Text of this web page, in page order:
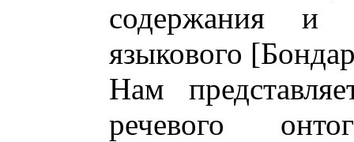
содержания и
языкового
Нам
речевого